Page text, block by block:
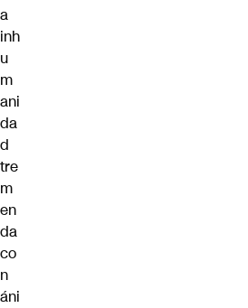
a
inh
u
m
ani
da
d
tre
m
en
da
co
n
áni